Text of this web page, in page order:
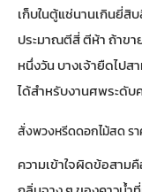
เก็บในตู้แช่นานเกินยี่สิ
ประมาณตีสี่ ตีห้า ถ้าขา
หนึ่งวัน บางเจ้ายืดไป
ได้สำหรับงานศพระดั
สั่งพวงหรีดดอกไม้สด ร
ความเข้าใจผิดข้อสาม